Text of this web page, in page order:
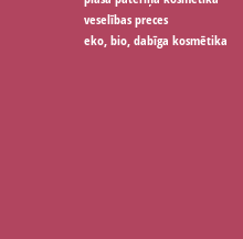
veselības preces
eko, bio, dabīga kosmētika